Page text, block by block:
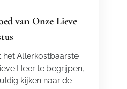
van Onze Lieve
Allerkostbaarste
Heer te begrijpen,
kijken naar de